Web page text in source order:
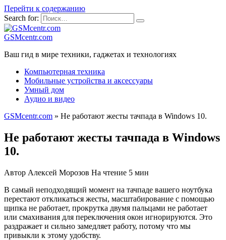
Перейти к содержанию
Search for:
GSMcentr.com
Ваш гид в мире техники, гаджетах и технологиях
Компьютерная техника
Мобильные устройства и аксессуары
Умный дом
Аудио и видео
GSMcentr.com » Не работают жесты тачпада в Windows 10.
Не работают жесты тачпада в Windows
10.
Автор Алексей Морозов На чтение 5 мин
В самый неподходящий момент на тачпаде вашего ноутбука
перестают откликаться жесты, масштабирование с помощью
щипка не работает, прокрутка двумя пальцами не работает
или смахивания для переключения окон игнорируются. Это
раздражает и сильно замедляет работу, потому что мы
привыкли к этому удобству.